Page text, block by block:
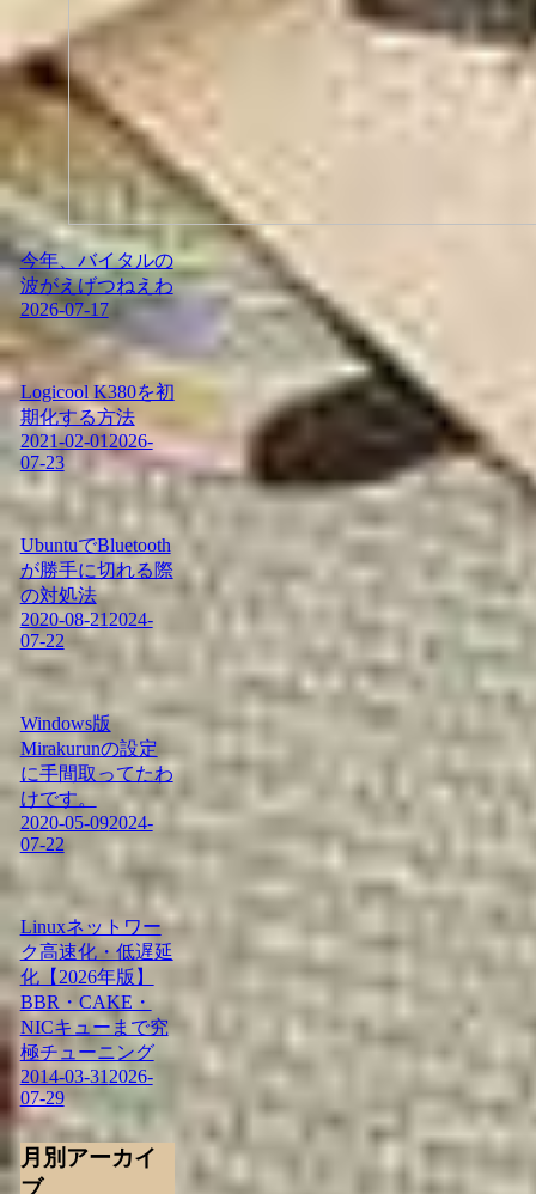
今年、バイタルの
波がえげつねえわ
2026-07-17
Logicool K380を初
期化する方法
2021-02-012026-
07-23
UbuntuでBluetooth
が勝手に切れる際
の対処法
2020-08-212024-
07-22
Windows版
Mirakurunの設定
に手間取ってたわ
けです。
2020-05-092024-
07-22
Linuxネットワー
ク高速化・低遅延
化【2026年版】
BBR・CAKE・
NICキューまで究
極チューニング
2014-03-312026-
07-29
月別アーカイ